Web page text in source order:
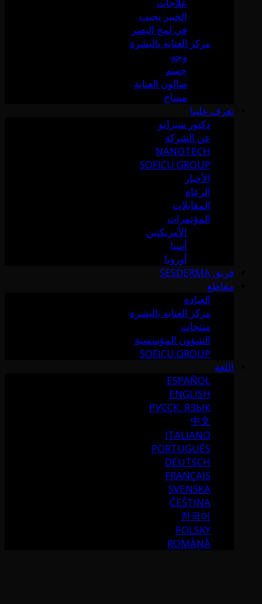
الخبير يجيب
في لمح البصر
مركز العناية بالبشرة
وجه
جسم
صالون العناية
مساج
تعرف علينا
دكتور سيرانو
عن الشركة
NANOTECH
SOFICU GROUP
الأخبار
الرعاة
المقابلات
المؤتمرات
الأمريكتين
آسيا
أوروبا
فريق SESDERMA
مقاطع
العيادة
مركز العناية بالبشرة
منتجات
الشؤون المؤسسية
SOFICU GROUP
اللغة
ESPAÑOL
ENGLISH
РУССК. ЯЗЫК
中文
ITALIANO
PORTUGUÉS
DEUTSCH
FRANÇAIS
SVENSKA
ČEŠTINA
한국어
POLSKY
ROMÂNĂ